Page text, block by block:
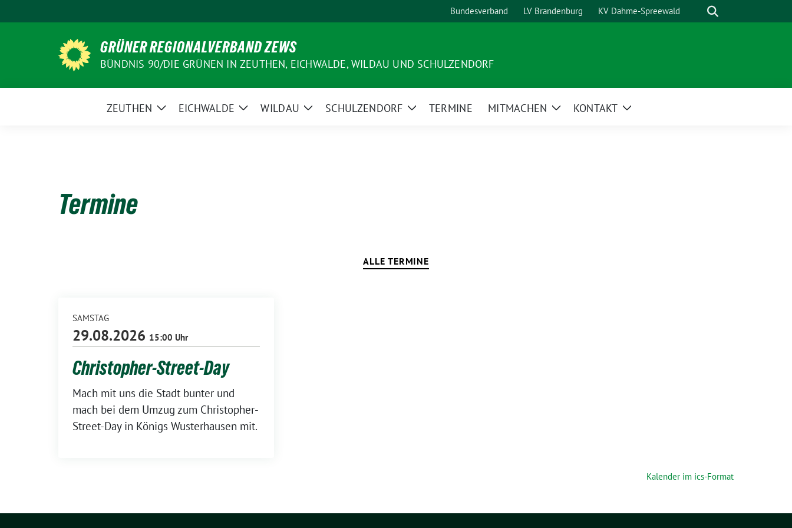
zum
Bundesverband LV Brandenburg KV Dahme-Spreewald Suche
GRÜNER REGIONALVERBAND ZEWS
BÜNDNIS 90/DIE GRÜNEN IN ZEUTHEN, EICHWALDE, WILDAU UND SCHULZENDORF
ZEUTHEN
ZeigeEICHWALDE
ZeigeWILDAU
ZeigeSCHULZENDORF
ZeigeTERMINE MITMACHEN
ZeigeKONTAKT
Zeige
Termine
ALLE TERMINE
SAMSTAG
29.08.2026 15:00 Uhr
Christopher-Street-Day
Mach mit uns die Stadt bunter und
mach bei dem Umzug zum Christopher-
Street-Day in Königs Wusterhausen mit.
Kalender im ics-Format